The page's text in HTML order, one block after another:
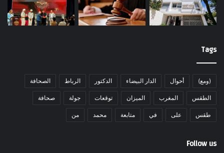
Tags
(ومع) أحوال الدار البيضاء الدكتور الرباط الصحافة
الطقس المغرب الميزان توقعات جولة صحافة
طقس على في متابعة محمد من
Follow us